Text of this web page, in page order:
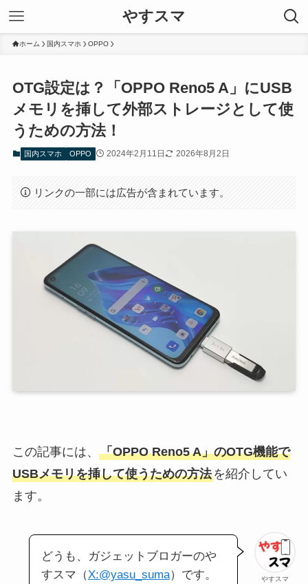
やすスマ
ホーム 国内スマホ OPPO
OTG設定は？「OPPO Reno5 A」にUSB
メモリを挿して外部ストレージとして使
うための方法！
国内スマホ OPPO 2024年2月11日 2026年8月2日
リンクの一部には広告が含まれています。
この記事には、 「OPPO Reno5 A」のOTG機能で
USBメモリを挿して使うための方法を紹介してい
ます。
やすスマ
どうも、ガジェットブロガーのや
すスマ（X:@yasu_suma）です。